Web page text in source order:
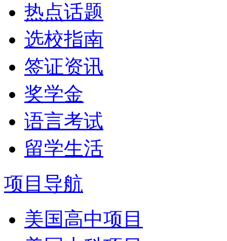
热点话题
选校指南
签证资讯
奖学金
语言考试
留学生活
项目导航
美国高中项目